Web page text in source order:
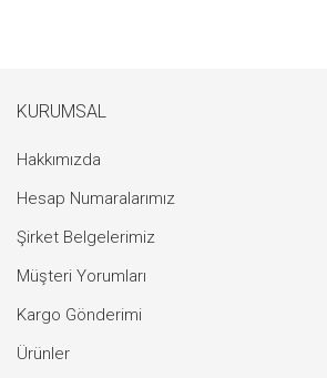
KURUMSAL
Hakkımızda
Hesap Numaralarımız
Şirket Belgelerimiz
Müşteri Yorumları
Kargo Gönderimi
Ürünler